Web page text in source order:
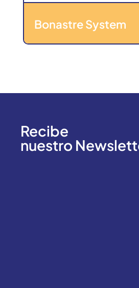
Bonastre System
Recibe
nuestro